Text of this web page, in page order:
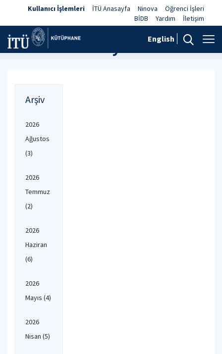
Kullanıcı İşlemleri İTÜ Anasayfa Ninova
Öğrenci İşleri
BİDB
Yardım İletişim
English
Haberler ve Duyurular
Arşiv
2026
Ağustos
(3)
2026
Temmuz
(2)
2026
Haziran
(6)
2026
Mayıs (4)
2026
Nisan (5)